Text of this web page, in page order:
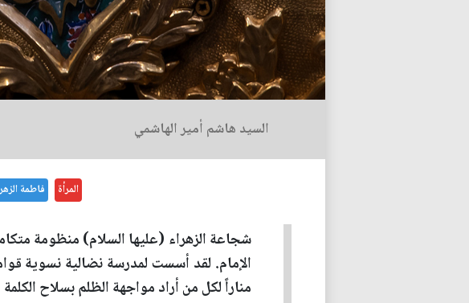
السيد هاشم أمير الهاشمي
المرأة فاطمة
شجاعة الزهراء (عليها السلام) منظومة
الإمام. لقد أسست لمدرسة نضالية نسوية
مناراً لكل من أراد مواجهة الظلم بسلاح